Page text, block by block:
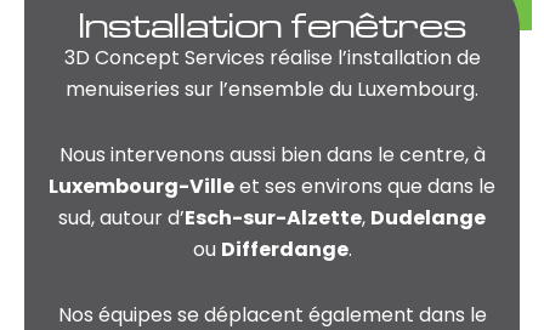
Installationfenêtres
3D Concept Services réalise l’installation de
menuiseries sur l’ensemble du Luxembourg.
Nous intervenons aussi bien dans le centre, à
Luxembourg-Villeet ses environs que dans le
sud, autour d’Esch-sur-Alzette, Dudelange
ou Differdange.
Nos équipes se déplacent également dans le